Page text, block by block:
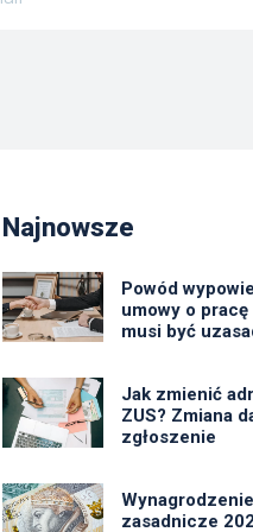
Najnowsze
Powód
umowy o
musi być
Jak zmienić
ZUS? Zmiana
zgłoszenie
Wynagrodzenie
zasadnicze